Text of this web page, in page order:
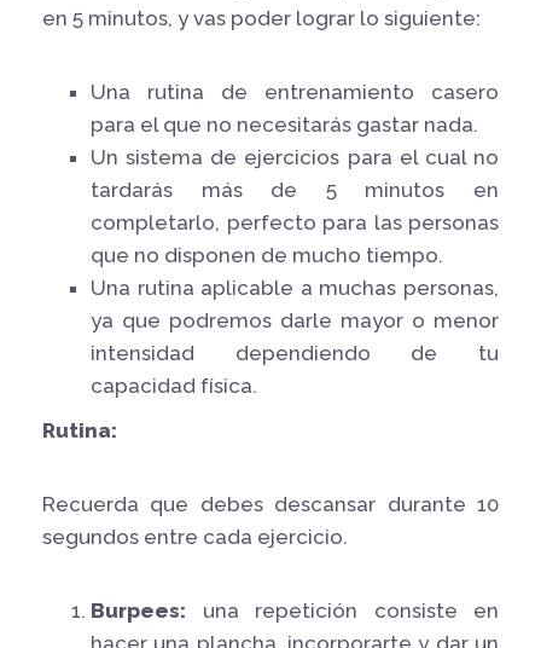
en 5 minutos, y vas poder lograr lo siguiente:
Una rutina de entrenamiento casero
para el que no necesitarás gastar nada.
Un sistema de ejercicios para el cual no
tardarás más de 5 minutos en
completarlo, perfecto para las personas
que no disponen de mucho tiempo.
Una rutina aplicable a muchas personas,
ya que podremos darle mayor o menor
intensidad dependiendo de tu
capacidad física.
Rutina:
Recuerda que debes descansar durante 10
segundos entre cada ejercicio.
Burpees: una repetición consiste en